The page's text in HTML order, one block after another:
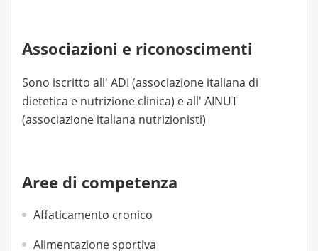
Associazioni e riconoscimenti
Sono iscritto all' ADI (associazione italiana di
dietetica e nutrizione clinica) e all' AINUT
(associazione italiana nutrizionisti)
Aree di competenza
Affaticamento cronico
Alimentazione sportiva